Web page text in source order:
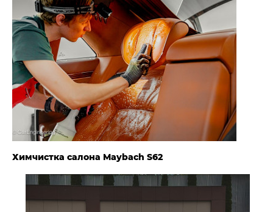
Химчистка салона Maybach S62